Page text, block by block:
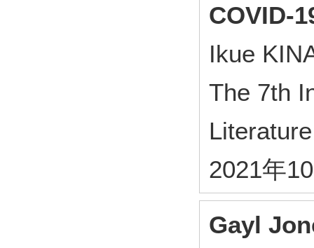
COVID-
Ikue
The 7th
2021年
Gayl